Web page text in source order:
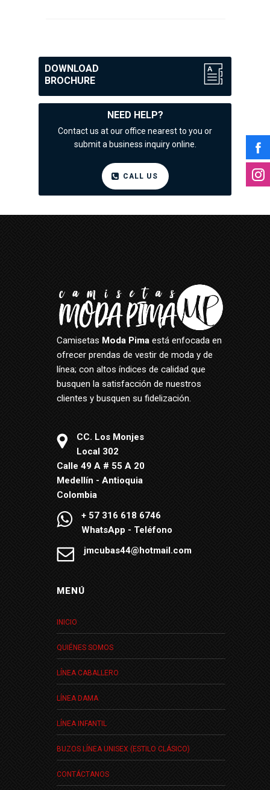
DOWNLOAD
BROCHURE
NEED HELP?
Contact us at our office nearest to you or
submit a business inquiry online.
CALL US
Camisetas Moda Pima está enfocada en
ofrecer prendas de vestir de moda y de
línea; con altos índices de calidad que
busquen la satisfacción de nuestros
clientes y busquen su fidelización.
CC. Los Monjes
Local 302
Calle 49 A # 55 A 20
Medellín - Antioquia
Colombia
+ 57 316 618 6746
WhatsApp - Teléfono
jmcubas44@hotmail.com
MENÚ
INICIO
QUIÉNES SOMOS
LÍNEA CABALLERO
LÍNEA DAMA
LÍNEA INFANTIL
BUZOS LÍNEA UNISEX (ESTILO CLÁSICO)
CONTÁCTANOS